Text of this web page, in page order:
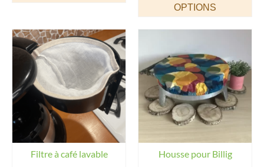
7,50
à
OPTIONS
plusieurs
variations.
Les
options
peuvent
être
sur
Filtre à café lavable Housse pour Billig